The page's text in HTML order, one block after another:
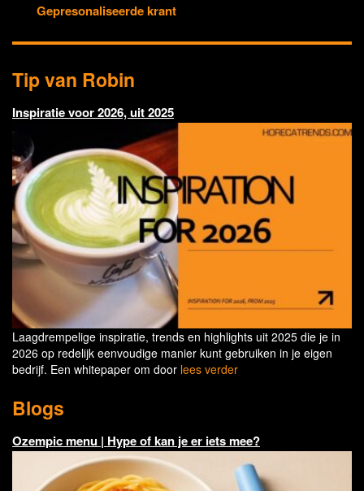
Gepresonaliseerde krant
Tip van Robin
Inspiratie voor 2026, uit 2025
Laagdrempelige inspiratie, trends en highlights uit 2025 die je in
2026 op redelijk eenvoudige manier kunt gebruiken in je eigen
bedrijf. Een whitepaper om door lees verder
Blogs
Ozempic menu | Hype of kan je er iets mee?